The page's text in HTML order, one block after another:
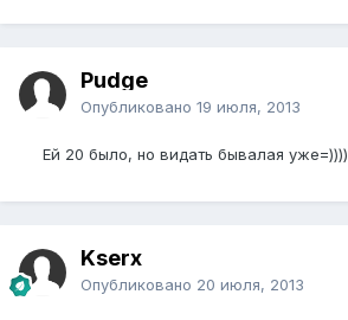
Pudge
Опубликовано 19 июля, 2013
Ей 20 было, но видать бывалая уже=))))
Kserx
Опубликовано 20 июля, 2013